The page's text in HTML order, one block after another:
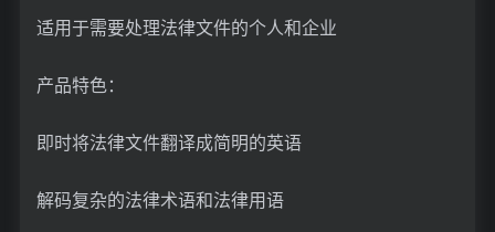
适用于需要处理法律文件的个人和企业
产品特色：
即时将法律文件翻译成简明的英语
解码复杂的法律术语和法律用语